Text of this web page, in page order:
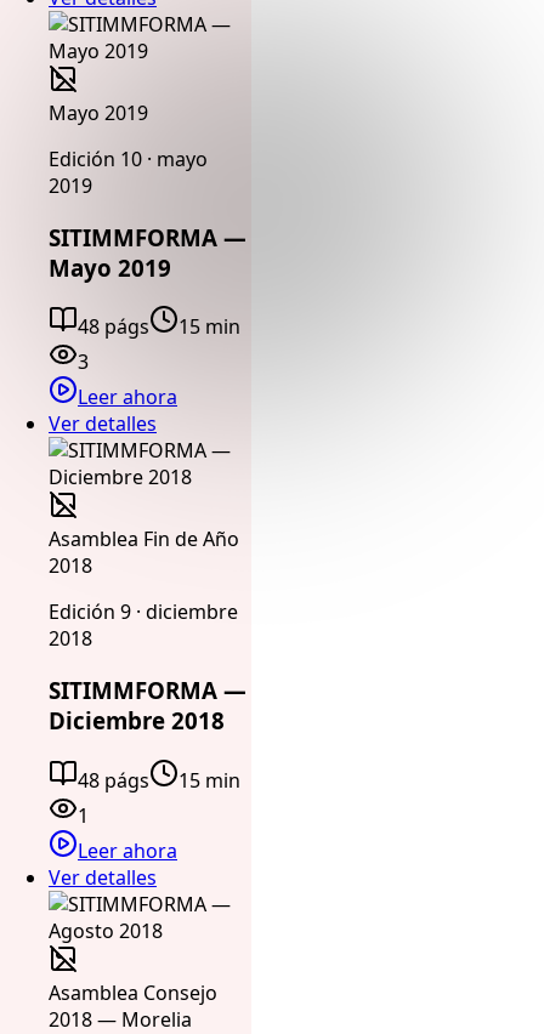
Mayo 2019
Edición 10 · mayo
2019
SITIMMFORMA —
Mayo 2019
48 págs
15 min
3
Leer ahora
Ver detalles
Asamblea Fin de Año
2018
Edición 9 · diciembre
2018
SITIMMFORMA —
Diciembre 2018
48 págs
15 min
1
Leer ahora
Ver detalles
Asamblea Consejo
2018 — Morelia